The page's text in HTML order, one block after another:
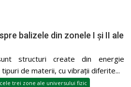
balizele din zonele I și II ale
structuri create din energie
de materii, cu vibrații diferite...
trei zone ale universului fizic